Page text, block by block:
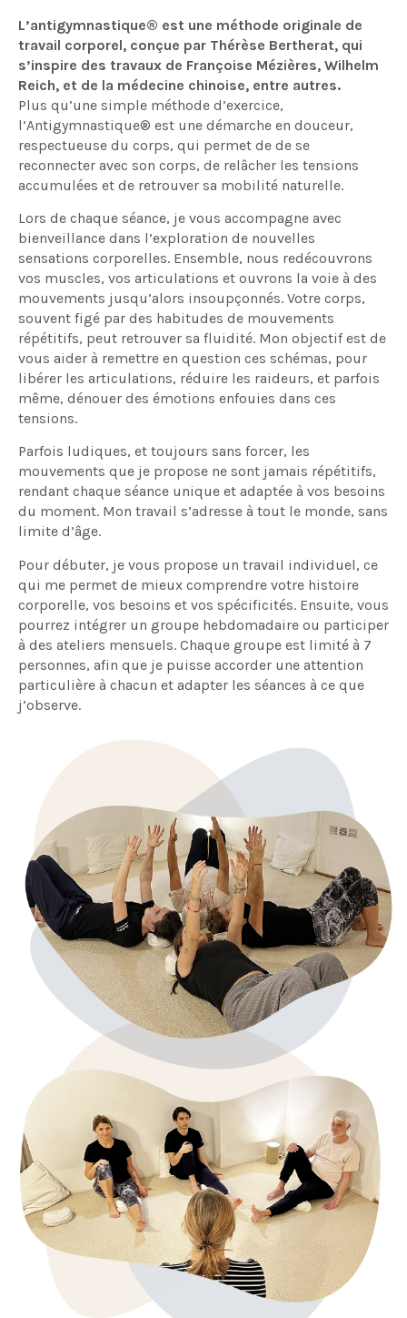
L’antigymnastique® est une méthode originale de
travail corporel, conçue par Thérèse Bertherat, qui
s’inspire des travaux de Françoise Mézières, Wilhelm
Reich, et de la médecine chinoise, entre autres.
Plus qu’une simple méthode d’exercice,
l’Antigymnastique® est une démarche en douceur,
respectueuse du corps, qui permet de de se
reconnecter avec son corps, de relâcher les tensions
accumulées et de retrouver sa mobilité naturelle.
Lors de chaque séance, je vous accompagne avec
bienveillance dans l’exploration de nouvelles
sensations corporelles. Ensemble, nous redécouvrons
vos muscles, vos articulations et ouvrons la voie à des
mouvements jusqu’alors insoupçonnés. Votre corps,
souvent figé par des habitudes de mouvements
répétitifs, peut retrouver sa fluidité. Mon objectif est de
vous aider à remettre en question ces schémas, pour
libérer les articulations, réduire les raideurs, et parfois
même, dénouer des émotions enfouies dans ces
tensions.
Parfois ludiques, et toujours sans forcer, les
mouvements que je propose ne sont jamais répétitifs,
rendant chaque séance unique et adaptée à vos besoins
du moment. Mon travail s’adresse à tout le monde, sans
limite d’âge.
Pour débuter, je vous propose un travail individuel, ce
qui me permet de mieux comprendre votre histoire
corporelle, vos besoins et vos spécificités. Ensuite, vous
pourrez intégrer un groupe hebdomadaire ou participer
à des ateliers mensuels. Chaque groupe est limité à 7
personnes, afin que je puisse accorder une attention
particulière à chacun et adapter les séances à ce que
j’observe.